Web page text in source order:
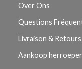
Over Ons
Questions
Livraison & Retours
Aankoop